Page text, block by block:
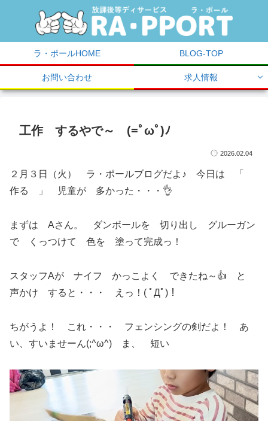
ラ・ポールHOME BLOG-TOP
お問い合わせ 求人情報
工作 するやで～ (=ﾟωﾟ)ﾉ
2026.02.04
２月３日（火） ラ・ポールブログだよ♪ 今日は 「
作る 」 児童が 多かった・・・👌
まずは Aさん。 ダンボールを 切り出し グルーガン
で くっつけて 色を 塗って完成っ！
スタッフAが ナイフ かっこよく できたね～👍 と
声かけ すると・・・ えっ！( ﾟДﾟ)！
ちがうよ！ これ・・・ フェンシングの剣だよ！ あ
い、すいませーん(;^ω^) ま、 短い